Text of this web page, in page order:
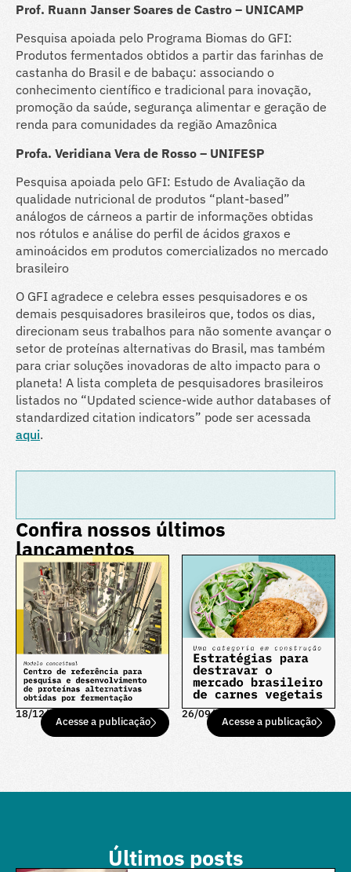
Prof. Ruann Janser Soares de Castro – UNICAMP
Pesquisa apoiada pelo Programa Biomas do GFI:
Produtos fermentados obtidos a partir das farinhas de
castanha do Brasil e de babaçu: associando o
conhecimento científico e tradicional para inovação,
promoção da saúde, segurança alimentar e geração de
renda para comunidades da região Amazônica
Profa. Veridiana Vera de Rosso – UNIFESP
Pesquisa apoiada pelo GFI: Estudo de Avaliação da
qualidade nutricional de produtos “plant-based”
análogos de cárneos a partir de informações obtidas
nos rótulos e análise do perfil de ácidos graxos e
aminoácidos em produtos comercializados no mercado
brasileiro
O GFI agradece e celebra esses pesquisadores e os
demais pesquisadores brasileiros que, todos os dias,
direcionam seus trabalhos para não somente avançar o
setor de proteínas alternativas do Brasil, mas também
para criar soluções inovadoras de alto impacto para o
planeta! A lista completa de pesquisadores brasileiros
listados no “Updated science-wide author databases of
standardized citation indicators” pode ser acessada
aqui.
Confira nossos últimos
lançamentos
18/12/25
Acesse a publicação
26/09/25
Acesse a publicação
Últimos posts